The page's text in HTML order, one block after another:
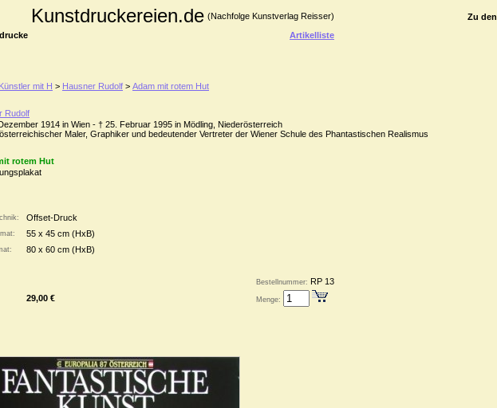
Kunstdruckereien.de (Nachfolge Kunstverlag Reisser) Zu den
Artikelliste
Künstler mit H > Hausner Rudolf > Adam mit rotem Hut
Rudolf
1914 in Wien - † 25. Februar 1995 in Mödling, Niederösterreich
Maler, Graphiker und bedeutender Vertreter der Wiener Schule des Phantastischen Realismus
rotem Hut
Offset-Druck
55 x 45 cm (HxB)
80 x 60 cm (HxB)
Bestellnummer: RP 13
29,00 € Menge: